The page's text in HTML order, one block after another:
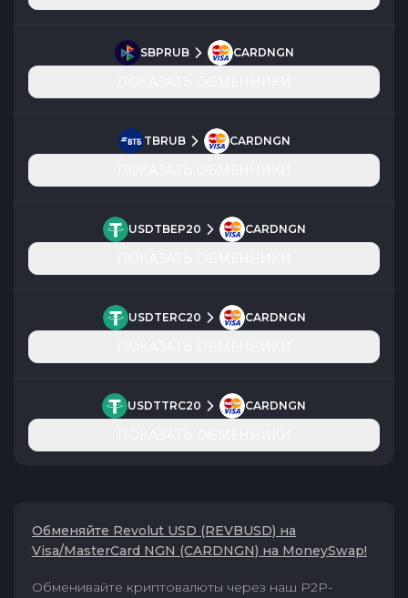
SBPRUB CARDNGN
TBRUB CARDNGN
USDTBEP20 CARDNGN
USDTERC20 CARDNGN
USDTTRC20 CARDNGN
Обменяйте Revolut USD (REVBUSD) на
Visa/MasterCard NGN (CARDNGN) на MoneySwap!
Обменивайте криптовалюты через наш P2P-